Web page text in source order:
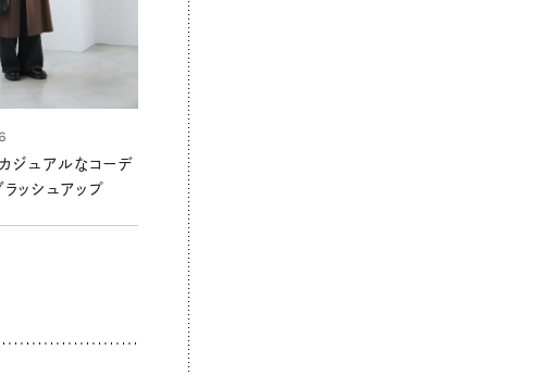
ジュアルなコーデ
ッシュアップ